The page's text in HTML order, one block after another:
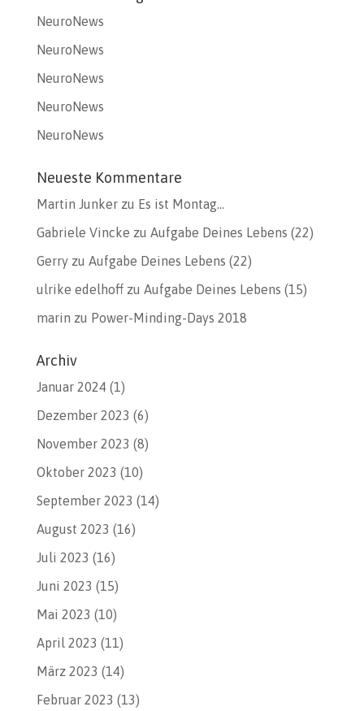
NeuroNews
NeuroNews
NeuroNews
NeuroNews
NeuroNews
Neueste Kommentare
Martin Junkerzu Es ist Montag…
Gabriele Vincke zu Aufgabe Deines Lebens (22)
Gerryzu Aufgabe Deines Lebens (22)
ulrike edelhoffzu Aufgabe Deines Lebens (15)
marin zu Power-Minding-Days 2018
Archiv
Januar 2024(1)
Dezember 2023 (6)
November 2023 (8)
Oktober 2023 (10)
September 2023 (14)
August 2023 (16)
Juli 2023 (16)
Juni 2023 (15)
Mai 2023 (10)
April 2023 (11)
März 2023 (14)
Februar 2023 (13)